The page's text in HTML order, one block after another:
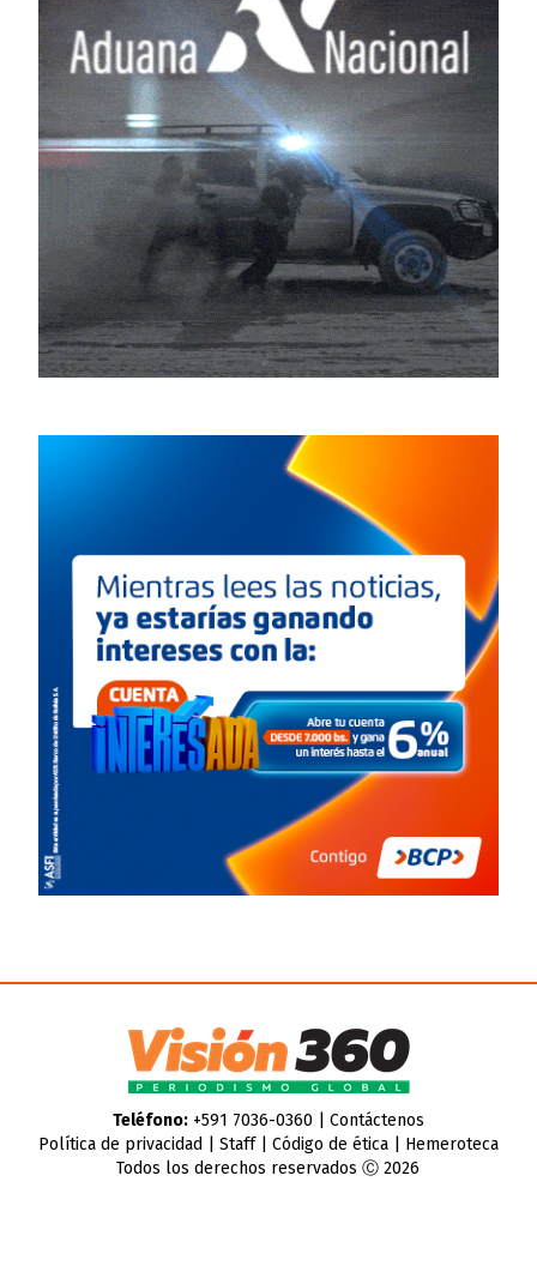
Teléfono:+591 7036-0360 | Contáctenos
Política de privacidad
Staff| Código de ética| Hemeroteca
Todos los derechos reservados Ⓒ 2026